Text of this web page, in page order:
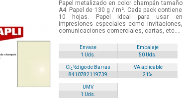
Papel metalizado en color champán tamaño
A4. Papel de 130 g / m². Cada pack contiene
10 hojas. Papel ideal para usar en
impresiones especiales como invitaciones,
comunicaciones comerciales, cartas, etc....
Envase
Embalaje
1 Uds.
50 Uds.
Cï¿½digo de Barras
IVA aplicable
8410782119739
21%
UMV
1 Uds.